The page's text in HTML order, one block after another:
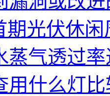
期光伏休
蒸气透过
用什么灯